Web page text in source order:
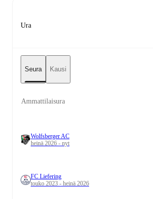
Ura
Seura Kausi
Ammattilaisura
Wolfsberger AC
heinä 2026 - nyt
FC Liefering
touko 2023 - heinä 2026